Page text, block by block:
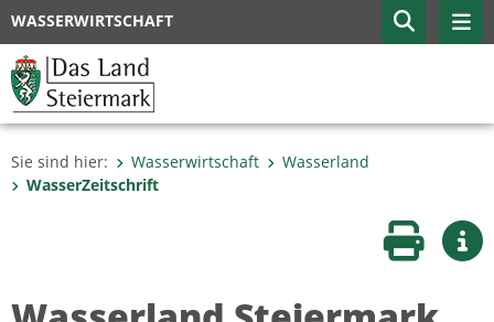
WASSERWIRTSCHAFT
Sie sind hier: Wasserwirtschaft
Wasserland
WasserZeitschrift
Seite